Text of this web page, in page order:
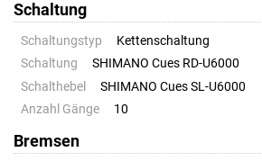
Schaltung
Schaltungstyp
Kettenschaltung
Schaltung
SHIMANO Cues RD-U6000
Schalthebel
SHIMANO Cues SL-U6000
Anzahl Gänge
10
Bremsen